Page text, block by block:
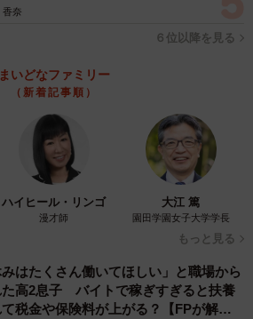
香奈
６位以降を見る
まいどなファミリー
（新着記事順）
ハイヒール・リンゴ
漫才師
大江 篤
園田学園女子大学学長
もっと見る
みはたくさん働いてほしい」と職場から
た高2息子 バイトで稼ぎすぎると扶養
て税金や保険料が上がる？【FPが解